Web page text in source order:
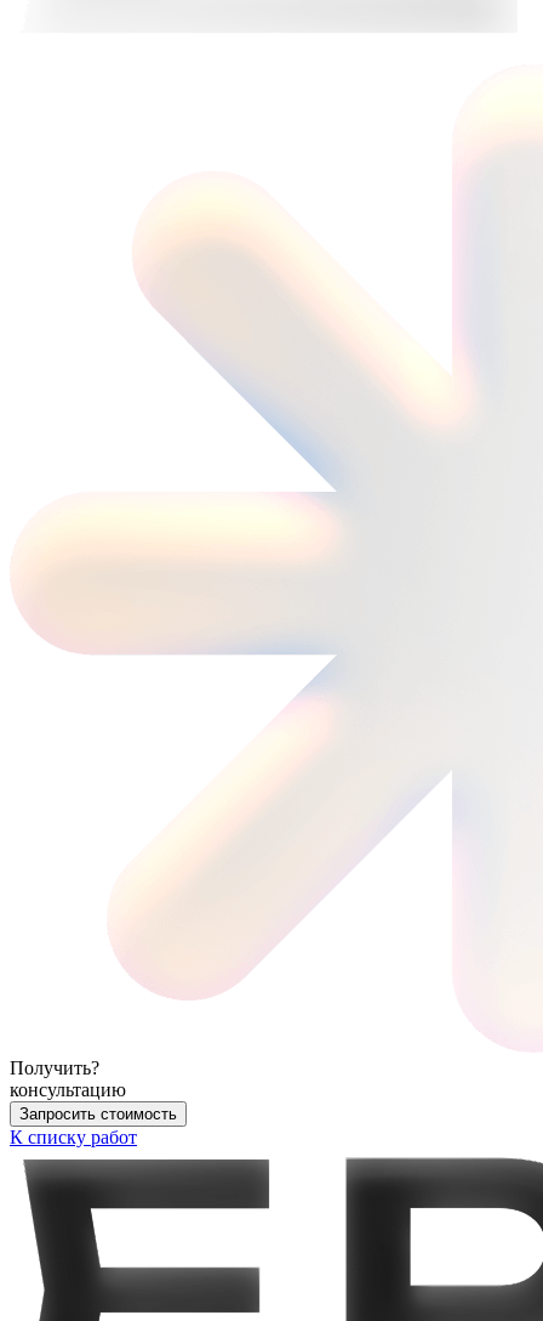
Получить?
консультацию
Запросить стоимость
К списку работ